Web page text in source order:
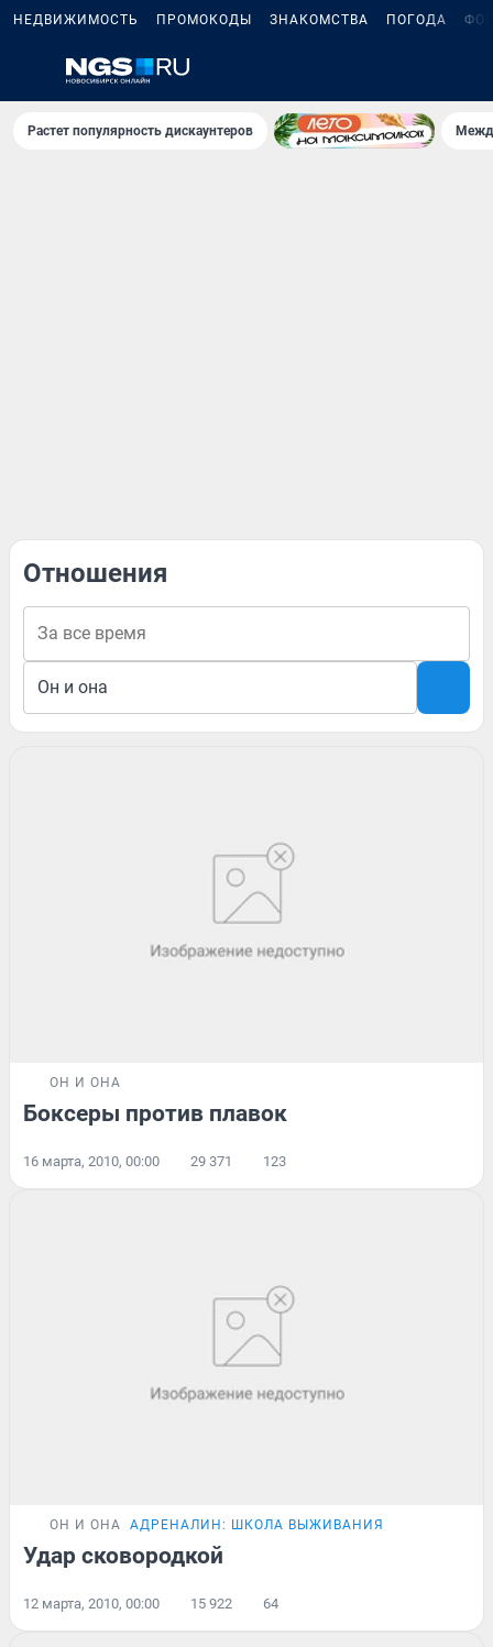
НЕДВИЖИМОСТЬ ПРОМОКОДЫ ЗНАКОМСТВА ПОГОДА
Растет популярность дискаунтеров
Отношения
ОН И ОНА
Боксеры против плавок
16 марта, 2010, 00:00 29 371 123
ОН И ОНА АДРЕНАЛИН: ШКОЛА ВЫЖИВАНИЯ
Удар сковородкой
12 марта, 2010, 00:00 15 922 64